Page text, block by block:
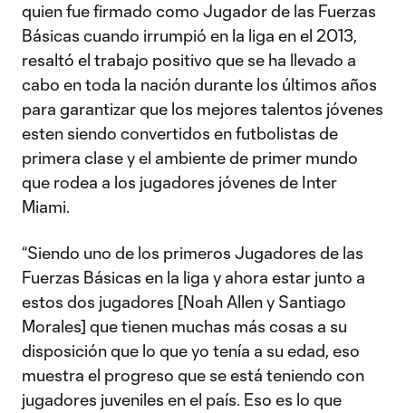
quien fue firmado como Jugador de las Fuerzas
Básicas cuando irrumpió en la liga en el 2013,
resaltó el trabajo positivo que se ha llevado a
cabo en toda la nación durante los últimos años
para garantizar que los mejores talentos jóvenes
esten siendo convertidos en futbolistas de
primera clase y el ambiente de primer mundo
que rodea a los jugadores jóvenes de Inter
Miami.
“Siendo uno de los primeros Jugadores de las
Fuerzas Básicas en la liga y ahora estar junto a
estos dos jugadores [Noah Allen y Santiago
Morales] que tienen muchas más cosas a su
disposición que lo que yo tenía a su edad, eso
muestra el progreso que se está teniendo con
jugadores juveniles en el país. Eso es lo que